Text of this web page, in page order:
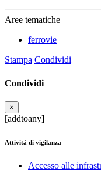
Aree tematiche
ferrovie
Stampa Condividi
Condividi
×
[addtoany]
Attività di vigilanza
Accesso alle